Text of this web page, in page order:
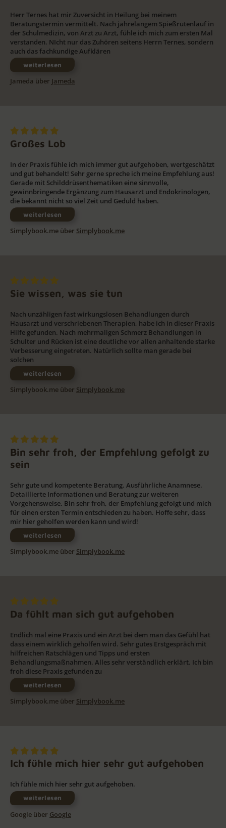
Herr Ternes hat mir Zuversicht in Heilung bei meinem
Beratungstermin vermittelt. Nach jahrelangem Spießrutenlauf in
der Schulmedizin, von Arzt zu Arzt, fühle ich mich zum ersten Mal
verstanden. NIcht nur das Zuhören seitens Herrn Ternes, sondern
auch das fachkundige Aufklären
weiterlesen
Jameda über Jameda
Großes Lob
In der Praxis fühle ich mich immer gut aufgehoben, wertgeschätzt
und gut behandelt! Sehr gerne spreche ich meine Empfehlung aus!
Gerade mit Schilddrüsenthematiken eine sinnvolle,
gewinnbringende Ergänzung zum Hausarzt und Endokrinologen,
die bekannt nicht so viel Zeit und Geduld haben.
weiterlesen
Simplybook.me über Simplybook.me
Sie wissen, was sie tun
Nach unzähligen fast wirkungslosen Behandlungen durch
Hausarzt und verschriebenen Therapien, habe ich in dieser Praxis
Hilfe gefunden. Nach mehrmaligen Schmerz Behandlungen in
Schulter und Rücken ist eine deutliche vor allen anhaltende starke
Verbesserung eingetreten. Natürlich sollte man gerade bei
solchen
weiterlesen
Simplybook.me über Simplybook.me
Bin sehr froh, der Empfehlung gefolgt zu
sein
Sehr gute und kompetente Beratung. Ausführliche Anamnese.
Detaillierte Informationen und Beratung zur weiteren
Vorgehensweise. Bin sehr froh, der Empfehlung gefolgt und mich
für einen ersten Termin entschieden zu haben. Hoffe sehr, dass
mir hier geholfen werden kann und wird!
weiterlesen
Simplybook.me über Simplybook.me
Da fühlt man sich gut aufgehoben
Endlich mal eine Praxis und ein Arzt bei dem man das Gefühl hat
dass einem wirklich geholfen wird. Sehr gutes Erstgespräch mit
hilfreichen Ratschlägen und Tipps und ersten
Behandlungsmaßnahmen. Alles sehr verständlich erklärt. Ich bin
froh diese Praxis gefunden zu
weiterlesen
Simplybook.me über Simplybook.me
Ich fühle mich hier sehr gut aufgehoben
Ich fühle mich hier sehr gut aufgehoben.
weiterlesen
Google über Google